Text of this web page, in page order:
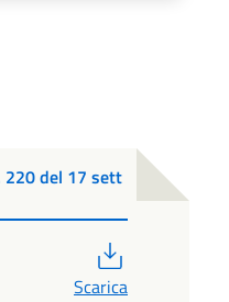
220 del 17 sett
Scarica